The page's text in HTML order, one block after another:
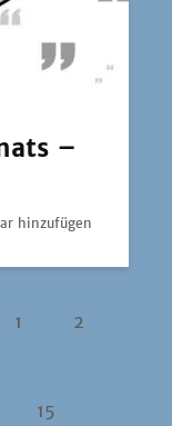
–
hinzufügen
1 2
15